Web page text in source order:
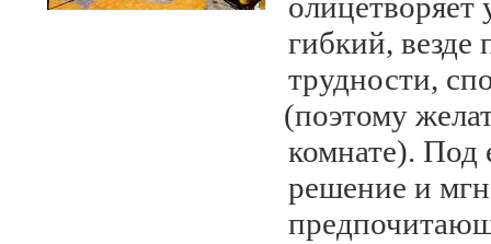
гибкий, везде
трудности,
(поэтому
комнате). Под
решение и